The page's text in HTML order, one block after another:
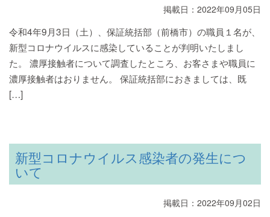
掲載日：2022年09月05日
令和4年9月3日（土）、保証統括部（前橋市）の職員１名が、
新型コロナウイルスに感染していることが判明いたしまし
た。 濃厚接触者について調査したところ、お客さまや職員に
濃厚接触者はおりません。 保証統括部におきましては、既
[…]
新型コロナウイルス感染者の発生につ
いて
掲載日：2022年09月02日